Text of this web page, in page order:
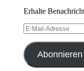
Erhalte
E-
Mail-
Adresse
Abonnieren